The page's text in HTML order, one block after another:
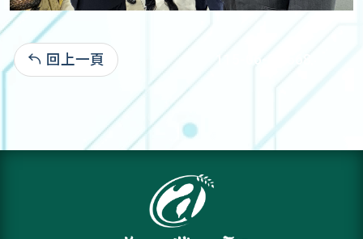
回上一頁 115-06-04:568